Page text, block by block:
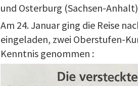
und Osterburg (Sachsen-
Am 24. Januar ging die Reise
eingeladen, zwei Oberstufen-
Kenntnis genommen :